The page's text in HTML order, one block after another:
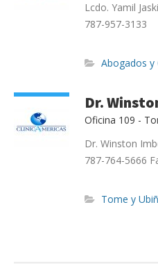
Lcdo. Yamil
787-957-3133
Abogados y
Dr.
Oficina 109 -
Dr. Winston
787-764-5666
Tome y